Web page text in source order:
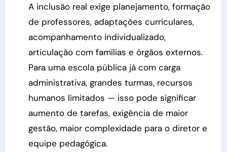
A inclusão real exige planejamento, formação
de professores, adaptações curriculares,
acompanhamento individualizado,
articulação com famílias e órgãos externos.
Para uma escola pública já com carga
administrativa, grandes turmas, recursos
humanos limitados — isso pode significar
aumento de tarefas, exigência de maior
gestão, maior complexidade para o diretor e
equipe pedagógica.